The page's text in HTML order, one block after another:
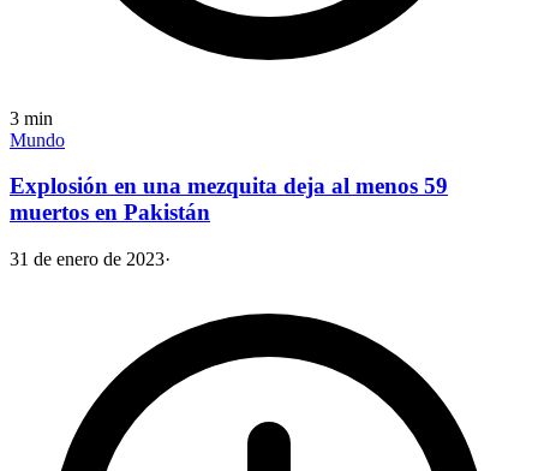
3 min
Mundo
Explosión en una mezquita deja al menos 59
muertos en Pakistán
31 de enero de 2023·